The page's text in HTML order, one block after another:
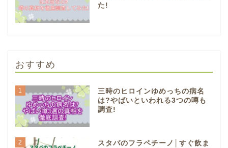
た!
おすすめ
1
三時のヒロインゆめっちの病名
は?やばいといわれる3つの噂も
調査!
2
スタバのフラペチーノ│すぐ飲ま